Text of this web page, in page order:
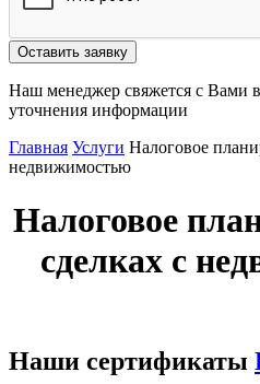
Наш менеджер свяжется с Вами
уточнения информации
Главная Услуги Налоговое
недвижимостью
Налоговое
сделках с
Наши сертификаты